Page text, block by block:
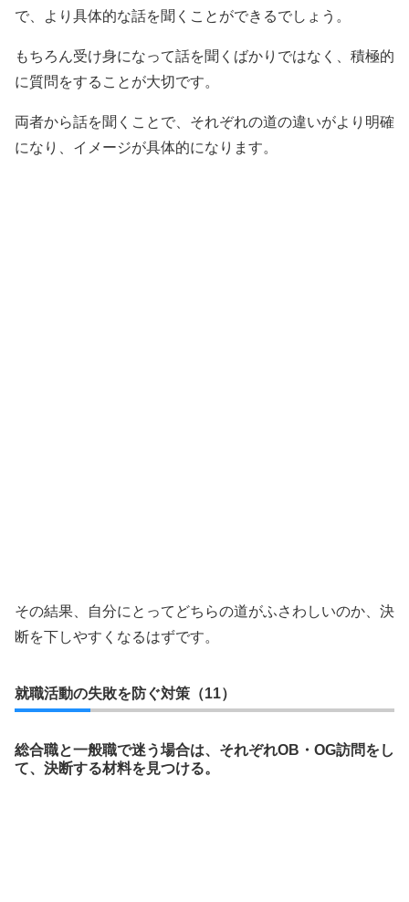
で、より具体的な話を聞くことができるでしょう。
もちろん受け身になって話を聞くばかりではなく、積極的
に質問をすることが大切です。
両者から話を聞くことで、それぞれの道の違いがより明確
になり、イメージが具体的になります。
その結果、自分にとってどちらの道がふさわしいのか、決
断を下しやすくなるはずです。
就職活動の失敗を防ぐ対策（11）
総合職と一般職で迷う場合は、それぞれOB・OG訪問をし
て、決断する材料を見つける。